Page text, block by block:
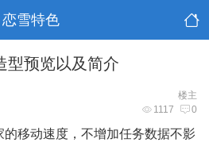
恋雪特色
型预览以及简介
楼主
1117 0
的移动速度，不增加任务数据不影